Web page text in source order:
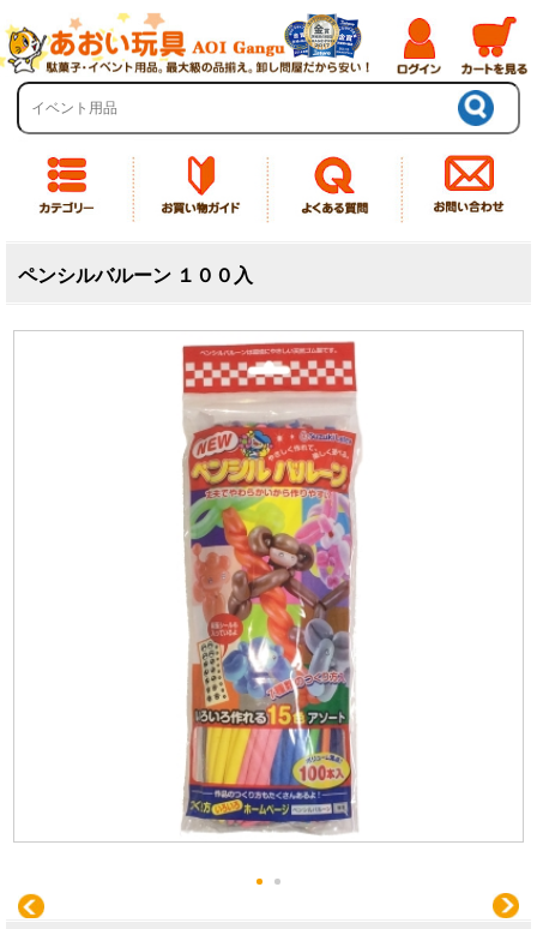
ペンシルバルーン １００入